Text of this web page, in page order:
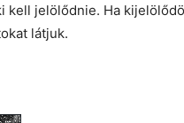
kell jelölődnie. Ha
látjuk.